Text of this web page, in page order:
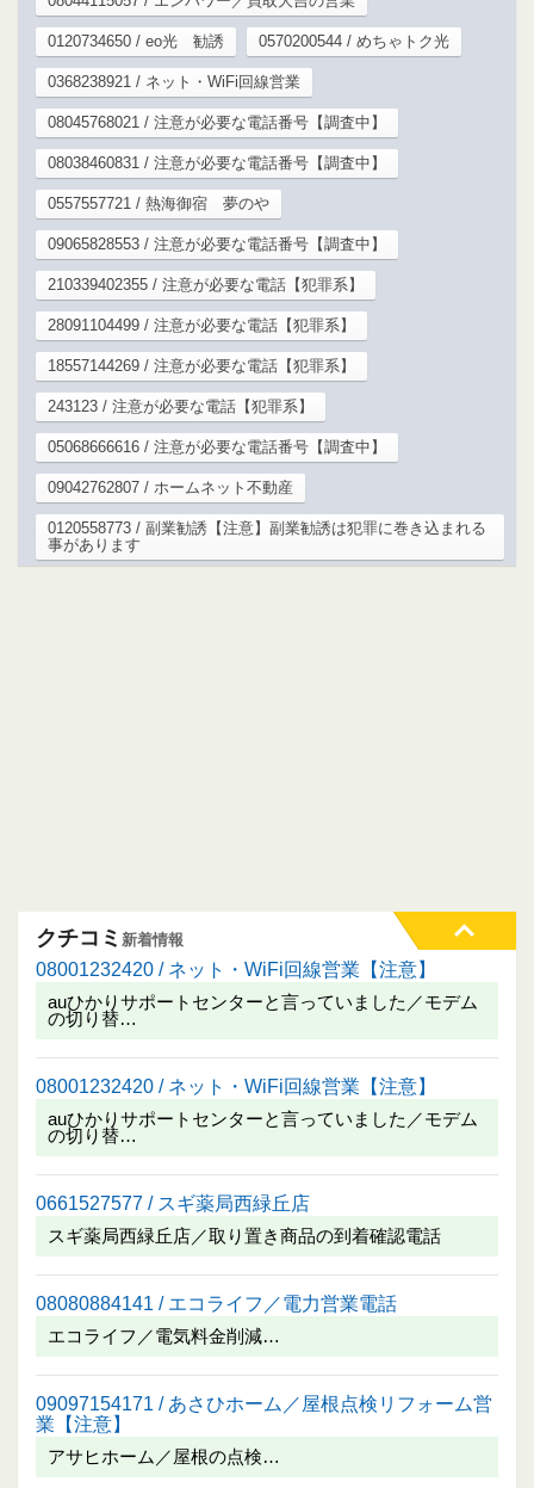
0120734650 / eo光 勧誘 0570200544 / めちゃトク光
0368238921 / ネット・WiFi回線営業
08045768021 / 注意が必要な電話番号【調査中】
08038460831 / 注意が必要な電話番号【調査中】
0557557721 / 熱海御宿 夢のや
09065828553 / 注意が必要な電話番号【調査中】
210339402355 / 注意が必要な電話【犯罪系】
28091104499 / 注意が必要な電話【犯罪系】
18557144269 / 注意が必要な電話【犯罪系】
243123 / 注意が必要な電話【犯罪系】
05068666616 / 注意が必要な電話番号【調査中】
09042762807 / ホームネット不動産
0120558773 / 副業勧誘【注意】副業勧誘は犯罪に巻き込まれる
事があります
クチコミ 新着情報
08001232420 / ネット・WiFi回線営業【注意】
auひかりサポートセンターと言っていました／モデム
の切り替…
08001232420 / ネット・WiFi回線営業【注意】
auひかりサポートセンターと言っていました／モデム
の切り替…
0661527577 / スギ薬局西緑丘店
スギ薬局西緑丘店／取り置き商品の到着確認電話
08080884141 / エコライフ／電力営業電話
エコライフ／電気料金削減…
09097154171 / あさひホーム／屋根点検リフォーム営
業【注意】
アサヒホーム／屋根の点検…